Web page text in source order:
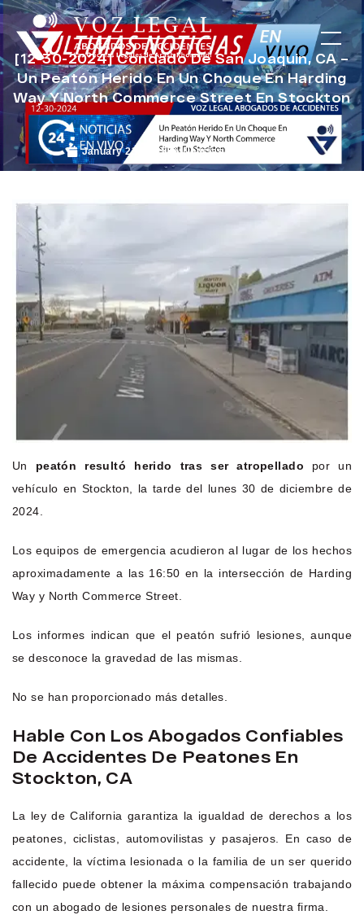
[12-30-2024] Condado De San Joaquin, CA –
Un Peatón Herido En Un Choque En Harding
Way Y North Commerce Street En Stockton
January 23, 2025 Noticias de Accidentes
Un peatón resultó herido tras ser atropellado por un
vehículo en Stockton, la tarde del lunes 30 de diciembre de
2024.
Los equipos de emergencia acudieron al lugar de los hechos
aproximadamente a las 16:50 en la intersección de Harding
Way y North Commerce Street.
Los informes indican que el peatón sufrió lesiones, aunque
se desconoce la gravedad de las mismas.
No se han proporcionado más detalles.
Hable Con Los Abogados Confiables
De Accidentes De Peatones En
Stockton, CA
La ley de California garantiza la igualdad de derechos a los
peatones, ciclistas, automovilistas y pasajeros. En caso de
accidente, la víctima lesionada o la familia de un ser querido
fallecido puede obtener la máxima compensación trabajando
con un abogado de lesiones personales de nuestra firma.